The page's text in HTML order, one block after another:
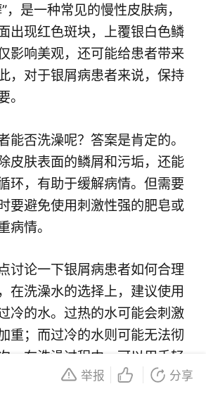
，是一种常见的慢性皮肤病，
出现红色斑块，上覆银白色鳞
影响美观，还可能给患者带来
，对于银屑病患者来说，保持
。
能否洗澡呢？答案是肯定的。
皮肤表面的鳞屑和污垢，还能
环，有助于缓解病情。但需要
要避免使用刺激性强的肥皂或
病情。
讨论一下银屑病患者如何合理
在洗澡水的选择上，建议使用
冷的水。过热的水可能会刺激
重；而过冷的水则可能无法彻
，在洗澡过程中，可以用手轻
去除鳞屑，但要避免用力搓
举报 分享